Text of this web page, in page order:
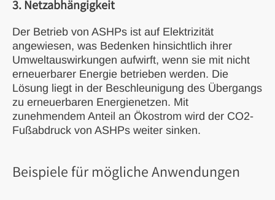
3. Netzabhängigkeit
Der Betrieb von ASHPs ist auf Elektrizität
angewiesen, was Bedenken hinsichtlich ihrer
Umweltauswirkungen aufwirft, wenn sie mit nicht
erneuerbarer Energie betrieben werden. Die
Lösung liegt in der Beschleunigung des Übergangs
zu erneuerbaren Energienetzen. Mit
zunehmendem Anteil an Ökostrom wird der CO2-
Fußabdruck von ASHPs weiter sinken.
Beispiele für mögliche Anwendungen